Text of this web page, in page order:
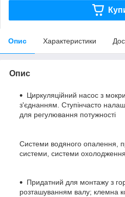
Опис Характеристики
Опис
Циркуляційний насос з
з'єднанням. Ступінчасто
для регулювання потужності
Системи водяного опалення,
системи, системи
Придатний для монтажу з
розташуванням валу; клемна